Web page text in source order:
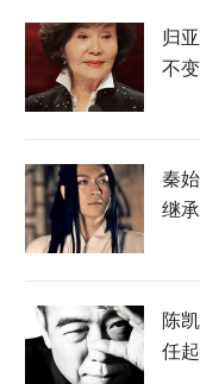
归
不
秦
继
陈
任